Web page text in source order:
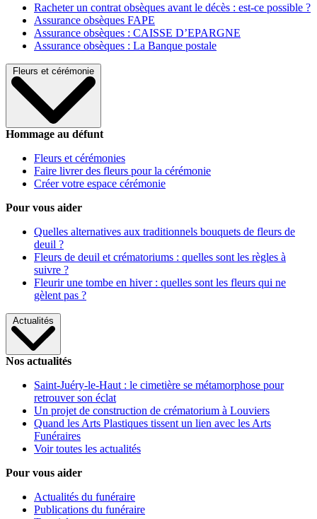
Racheter un contrat obsèques avant le décès : est-ce possible ?
Assurance obsèques FAPE
Assurance obsèques : CAISSE D’EPARGNE
Assurance obsèques : La Banque postale
Fleurs et cérémonie
Hommage au défunt
Fleurs et cérémonies
Faire livrer des fleurs pour la cérémonie
Créer votre espace cérémonie
Pour vous aider
Quelles alternatives aux traditionnels bouquets de fleurs de
deuil ?
Fleurs de deuil et crématoriums : quelles sont les règles à
suivre ?
Fleurir une tombe en hiver : quelles sont les fleurs qui ne
gèlent pas ?
Actualités
Nos actualités
Saint-Juéry-le-Haut : le cimetière se métamorphose pour
retrouver son éclat
Un projet de construction de crématorium à Louviers
Quand les Arts Plastiques tissent un lien avec les Arts
Funéraires
Voir toutes les actualités
Pour vous aider
Actualités du funéraire
Publications du funéraire